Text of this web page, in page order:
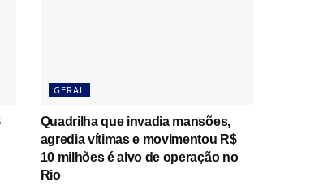
GERAL
Quadrilha que invadia mansões,
agredia vítimas e movimentou R$
10 milhões é alvo de operação no
Rio